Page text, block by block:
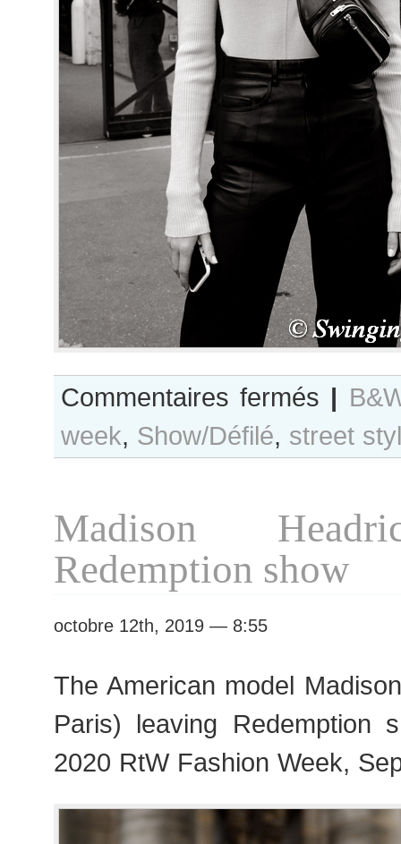
Commentaires fermés sur
B&W
Day
#448
2020
RtW
Fashion
|
week, Show/Défilé, street
Madison
Redemption show
octobre 12th, 2019 — 8:55
The American model
Paris) leaving Redemption
2020 RtW Fashion Week,